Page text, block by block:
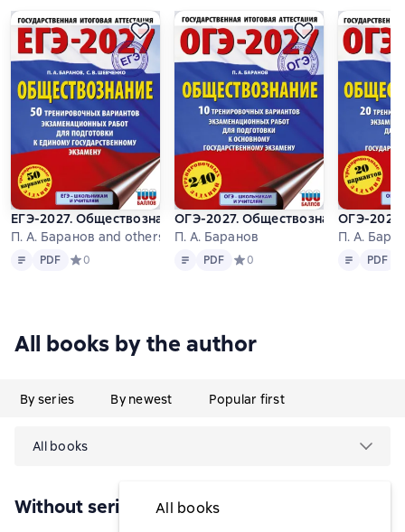
ЕГЭ-2027. Обществознание. 50 тренировочных вариантов
П. А. Баранов and others
Text PDF
PDF Средний рейтинг 0 на основе 0 оценок
0
ОГЭ-2027. Обществознание. 10
П. А. Баранов
Text PDF
PDF Средний рейтинг 0 на основе 0
0
ОГЭ-2027.
П. А.
Text PDF
PDF
All books by the author
By series By newest Popular first
All books
All books
Without series